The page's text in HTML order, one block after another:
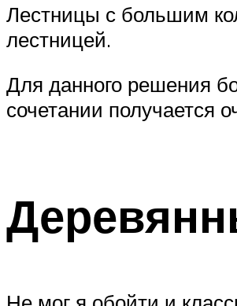
Лестницы с большим
лестницей.
Для данного решения
сочетании получается